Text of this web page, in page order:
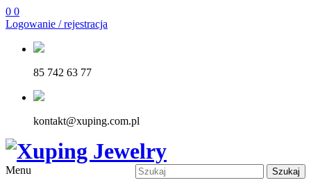
0 0
Logowanie / rejestracja
85 742 63 77
kontakt@xuping.com.pl
Szukaj
Menu